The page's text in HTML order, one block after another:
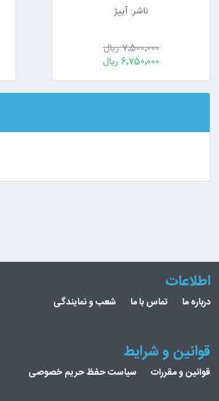
ناشر: آییژ
7٬500٬000 ریال
6٬750٬000 ریال
اطلاعات
درباره ما تماس با ما شعب و نمایندگی
قوانین و شرایط
قوانین و مقررات سیاست حفظ حریم خصوصی